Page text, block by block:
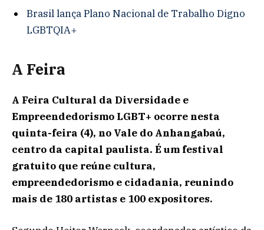
Brasil lança Plano Nacional de Trabalho Digno
LGBTQIA+
A Feira
A Feira Cultural da Diversidade e
Empreendedorismo LGBT+ ocorre nesta
quinta-feira (4), no Vale do Anhangabaú,
centro da capital paulista. É um festival
gratuito que reúne cultura,
empreendedorismo e cidadania, reunindo
mais de 180 artistas e 100 expositores.